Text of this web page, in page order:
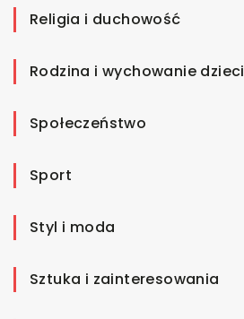
Religia i duchowość
Rodzina i wychowanie dzieci
Społeczeństwo
Sport
Styl i moda
Sztuka i zainteresowania